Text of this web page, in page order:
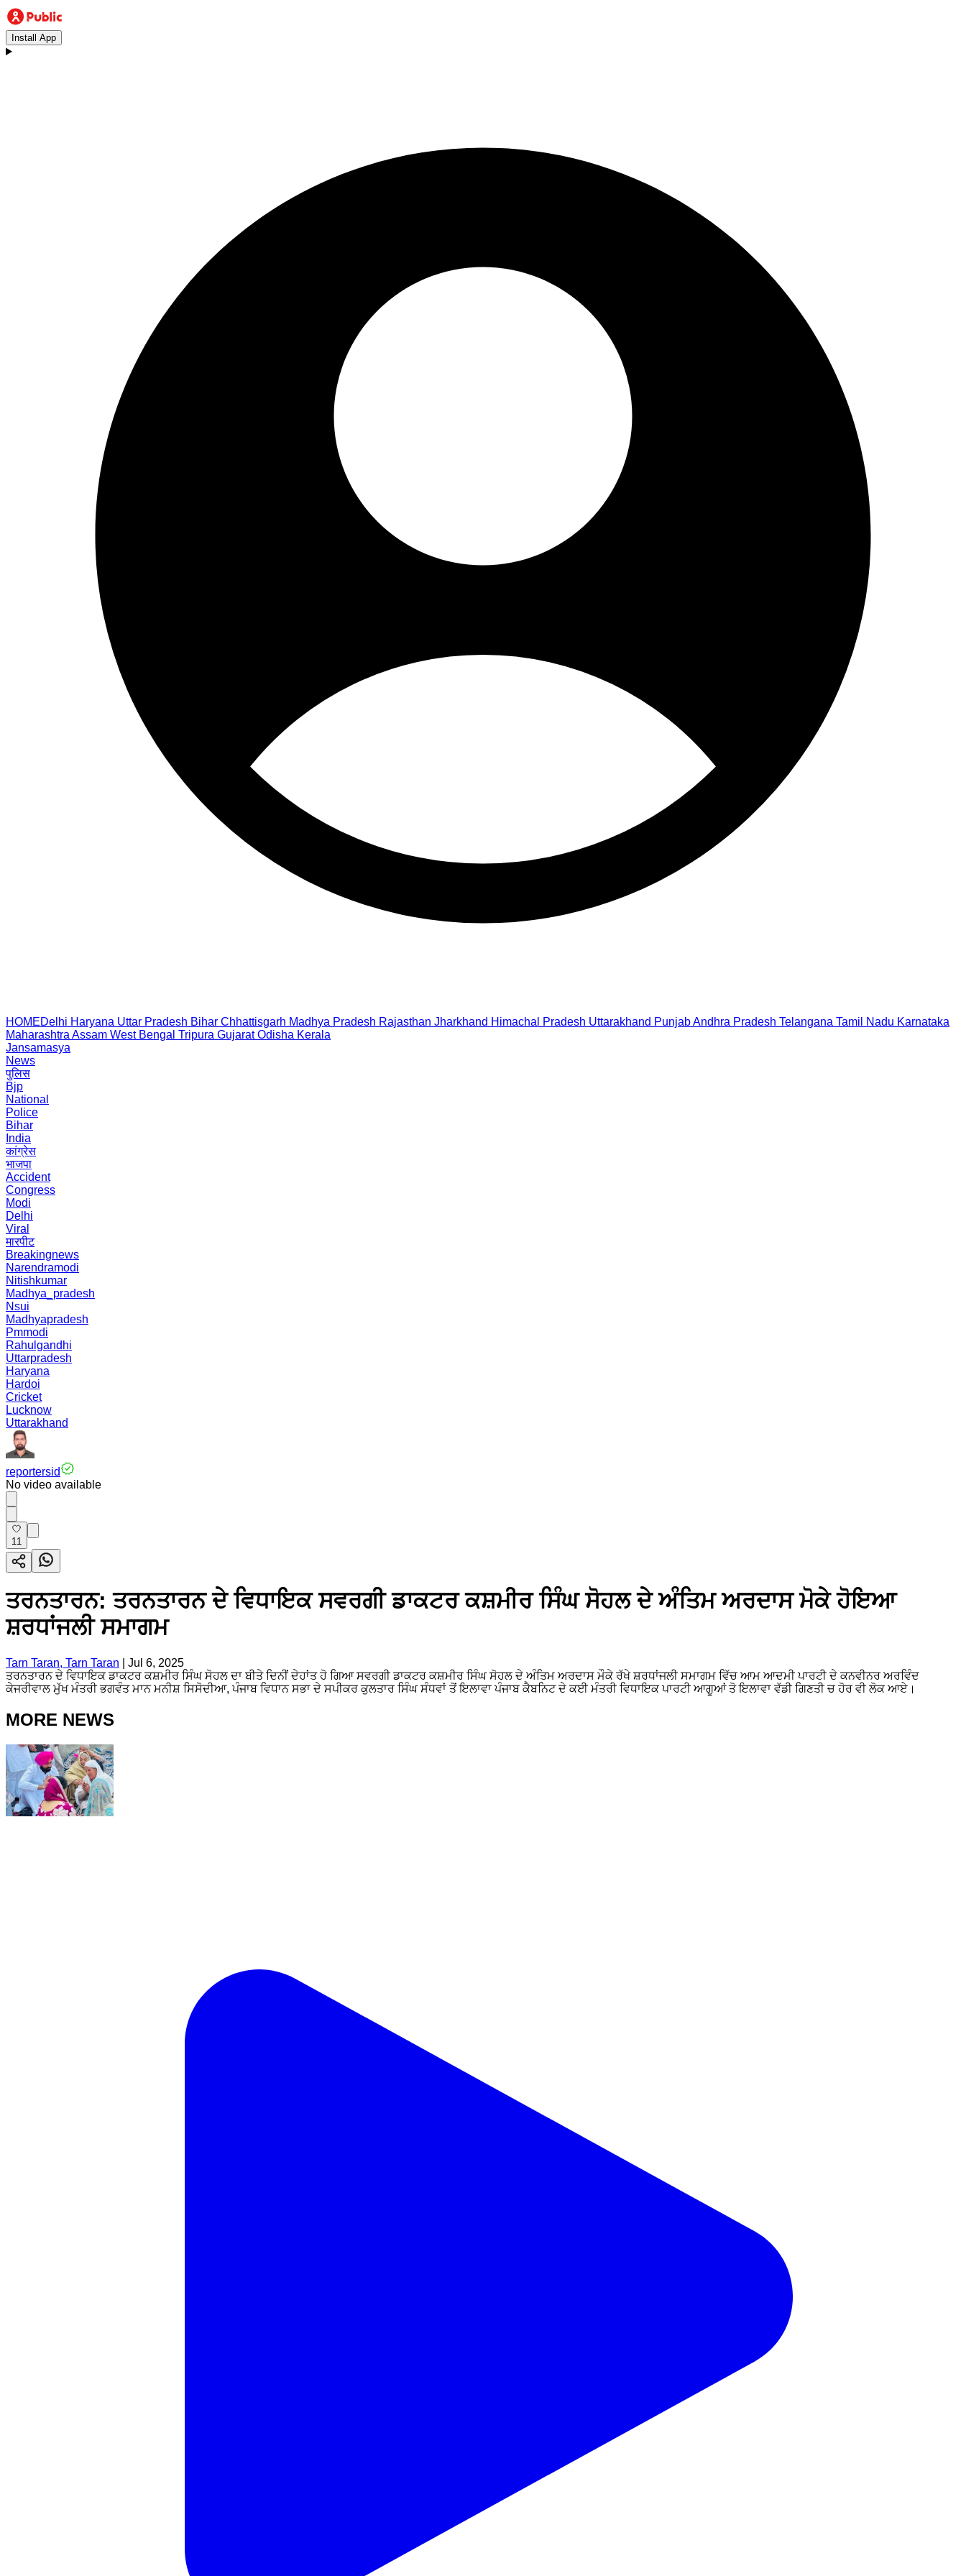
Install App
HOMEDelhi Haryana Uttar Pradesh Bihar Chhattisgarh Madhya Pradesh Rajasthan Jharkhand Himachal Pradesh Uttarakhand PunjabAndhra Pradesh Telangana Tamil Nadu Karnataka
Maharashtra Assam West Bengal Tripura Gujarat Odisha Kerala
Jansamasya
News
पुलिस
Bjp
National
Police
Bihar
India
कांग्रेस
भाजपा
Accident
Congress
Modi
Delhi
Viral
मारपीट
Breakingnews
Narendramodi
Nitishkumar
Madhya_pradesh
Nsui
Madhyapradesh
Pmmodi
Rahulgandhi
Uttarpradesh
Haryana
Hardoi
Cricket
Lucknow
Uttarakhand
reportersid
No video available
11
ਤਰਨਤਾਰਨ: ਤਰਨਤਾਰਨ ਦੇ ਵਿਧਾਇਕ ਸਵਰਗੀ ਡਾਕਟਰ ਕਸ਼ਮੀਰ ਸਿੰਘ ਸੋਹਲ ਦੇ ਅੰਤਿਮ ਅਰਦਾਸ ਮੋਕੇ ਹੋਇਆ
ਸ਼ਰਧਾਂਜਲੀ ਸਮਾਗਮ
Tarn Taran, Tarn Taran
Jul 6, 2025
ਤਰਨਤਾਰਨ ਦੇ ਵਿਧਾਇਕ ਡਾਕਟਰ ਕਸ਼ਮੀਰ ਸਿੰਘ ਸੋਹਲ ਦਾ ਬੀਤੇ ਦਿਨੀਂ ਦੇਹਾਂਤ ਹੋ ਗਿਆ ਸਵਰਗੀ ਡਾਕਟਰ ਕਸ਼ਮੀਰ ਸਿੰਘ ਸੋਹਲ ਦੇ ਅੰਤਿਮ ਅਰਦਾਸ ਮੌਕੇ ਰੱਖੇ ਸ਼ਰਧਾਂਜਲੀ ਸਮਾਗਮ ਵਿੱਚ ਆਮ ਆਦਮੀ ਪਾਰਟੀ ਦੇ ਕਨਵੀਨਰ ਅਰਵਿੰਦ
ਕੇਜਰੀਵਾਲ ਮੁੱਖ ਮੰਤਰੀ ਭਗਵੰਤ ਮਾਨ ਮਨੀਸ਼ ਸਿਸੋਦੀਆ, ਪੰਜਾਬ ਵਿਧਾਨ ਸਭਾ ਦੇ ਸਪੀਕਰ ਕੁਲਤਾਰ ਸਿੰਘ ਸੰਧਵਾਂ ਤੋਂ ਇਲਾਵਾ ਪੰਜਾਬ ਕੈਬਨਿਟ ਦੇ ਕਈ ਮੰਤਰੀ ਵਿਧਾਇਕ ਪਾਰਟੀ ਆਗੂਆਂ ਤੋ ਇਲਾਵਾ ਵੱਡੀ ਗਿਣਤੀ ਚ ਹੋਰ ਵੀ ਲੋਕ ਆਏ।
MORE NEWS